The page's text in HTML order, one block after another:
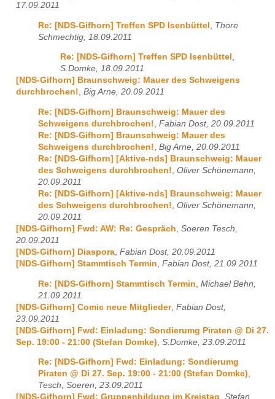
17.09.2011
Re: [NDS-Gifhorn] Treffen SPD Isenbüttel
Thore
Schmechtig, 18.09.2011
Re: [NDS-Gifhorn] Treffen SPD Isenbüttel ,
S.Domke, 18.09.2011
[NDS-Gifhorn] Braunschweig: Mauer des Schweigens
durchbrochen!, Big Arne, 20.09.2011
Re: [NDS-Gifhorn] Braunschweig: Mauer des
Schweigens durchbrochen! Fabian Dost, 20.09.2011
Re: [NDS-Gifhorn] Braunschweig: Mauer des
Schweigens durchbrochen! Big Arne, 20.09.2011
Re: [NDS-Gifhorn] [Aktive-nds] Braunschweig: Mauer
des Schweigens durchbrochen! Oliver Schönemann,
20.09.2011
Re: [NDS-Gifhorn] [Aktive-nds] Braunschweig: Mauer
des Schweigens durchbrochen! Oliver Schönemann,
20.09.2011
[NDS-Gifhorn] Fwd: AW: Re: Gespräch Soeren Tesch,
20.09.2011
[NDS-Gifhorn] Diaspora Fabian Dost, 20.09.2011
[NDS-Gifhorn] Stammtisch Termin Fabian Dost, 21.09.2011
Re: [NDS-Gifhorn] Stammtisch Termin Michael Behn,
21.09.2011
[NDS-Gifhorn] Comic neue Mitglieder, Fabian Dost,
23.09.2011
[NDS-Gifhorn] Fwd: Einladung: Sondierumg Piraten @ Di 27.
Sep. 19:00 - 21:00 (Stefan Domke) S.Domke, 23.09.2011
Re: [NDS-Gifhorn] Fwd: Einladung: Sondierumg
Piraten @ Di 27. Sep. 19:00 - 21:00 (Stefan Domke),
Tesch, Soeren, 23.09.2011
[NDS-Gifhorn] Fwd: Gruppenbildung im Kreistag Stefan